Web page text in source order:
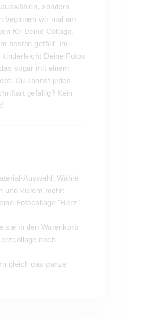
sondern
beginnen wir mal am
für Deine Collage.
besten gefällt. Im
Deine Fotos
sogar mit einem
Du kannst jedes
gefällig? Kein
Auswahl. Wähle
und vielem mehr!
Fotocollage "Herz"
sie in den Warenkorb
noch
gleich das ganze